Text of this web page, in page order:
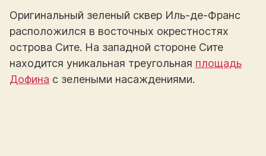
Оригинальный зеленый сквер Иль-де-Франс
расположился в восточных окрестностях
острова Сите. На западной стороне Сите
находится уникальная треугольная площадь
Дофина с зелеными насаждениями.